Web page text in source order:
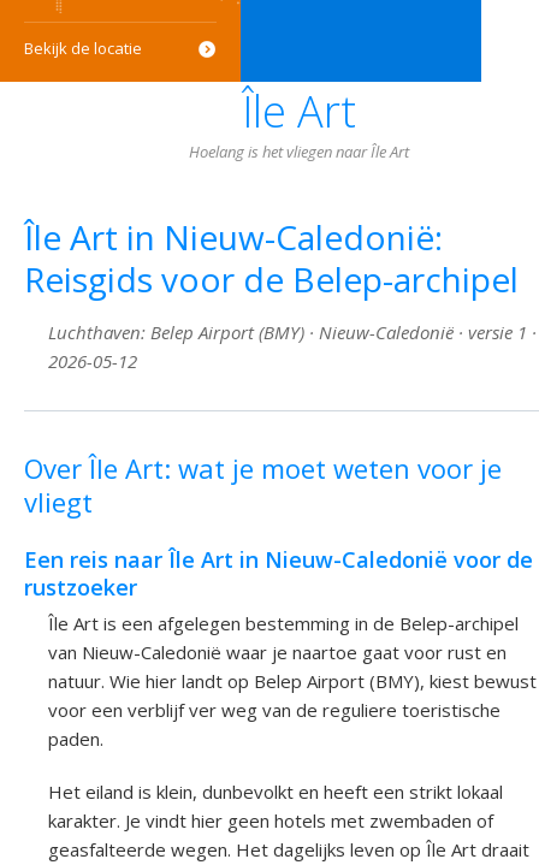
Bekijk de locatie
Île Art
Hoelang is het vliegen naar Île Art
Île Art in Nieuw-Caledonië:
Reisgids voor de Belep-archipel
Luchthaven: Belep Airport (BMY) · Nieuw-Caledonië · versie 1 ·
2026-05-12
Over Île Art: wat je moet weten voor je
vliegt
Een reis naar Île Art in Nieuw-Caledonië voor de
rustzoeker
Île Art is een afgelegen bestemming in de Belep-archipel
van Nieuw-Caledonië waar je naartoe gaat voor rust en
natuur. Wie hier landt op Belep Airport (BMY), kiest bewust
voor een verblijf ver weg van de reguliere toeristische
paden.
Het eiland is klein, dunbevolkt en heeft een strikt lokaal
karakter. Je vindt hier geen hotels met zwembaden of
geasfalteerde wegen. Het dagelijks leven op Île Art draait